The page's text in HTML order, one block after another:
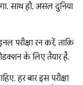
साथ ही, असल दुनिया
परीक्षा रन करें, ताकि
के लिए तैयार है.
हर बार इस परीक्षा